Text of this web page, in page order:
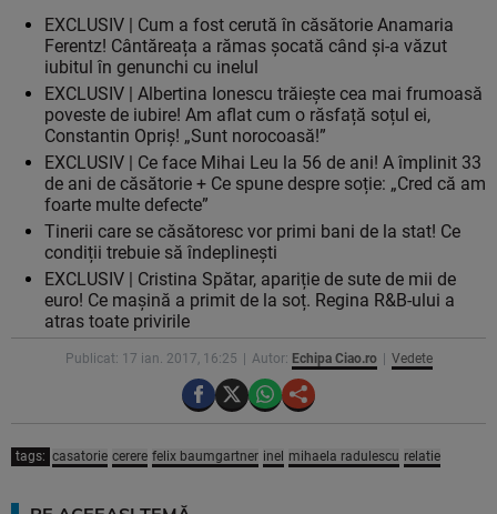
EXCLUSIV | Cum a fost cerută în căsătorie Anamaria
Ferentz! Cântăreața a rămas șocată când și-a văzut
iubitul în genunchi cu inelul
EXCLUSIV | Albertina Ionescu trăiește cea mai frumoasă
poveste de iubire! Am aflat cum o răsfață soțul ei,
Constantin Opriș! „Sunt norocoasă!”
EXCLUSIV | Ce face Mihai Leu la 56 de ani! A împlinit 33
de ani de căsătorie + Ce spune despre soție: „Cred că am
foarte multe defecte”
Tinerii care se căsătoresc vor primi bani de la stat! Ce
condiții trebuie să îndeplinești
EXCLUSIV | Cristina Spătar, apariție de sute de mii de
euro! Ce mașină a primit de la soț. Regina R&B-ului a
atras toate privirile
Publicat: 17 ian. 2017, 16:25 Autor: Echipa Ciao.ro Vedete
tags: casatorie cerere felix baumgartner inel mihaela radulescu relatie